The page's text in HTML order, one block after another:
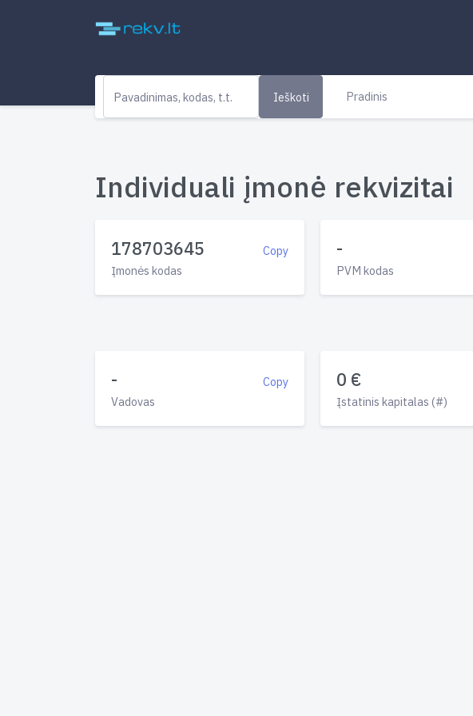
Ieškoti Pradinis
Individuali įmonė rekvizitai
Copy
178703645
Įmonės kodas
-
PVM kodas
Copy
-
Vadovas
0 €
Įstatinis kapitalas (#)